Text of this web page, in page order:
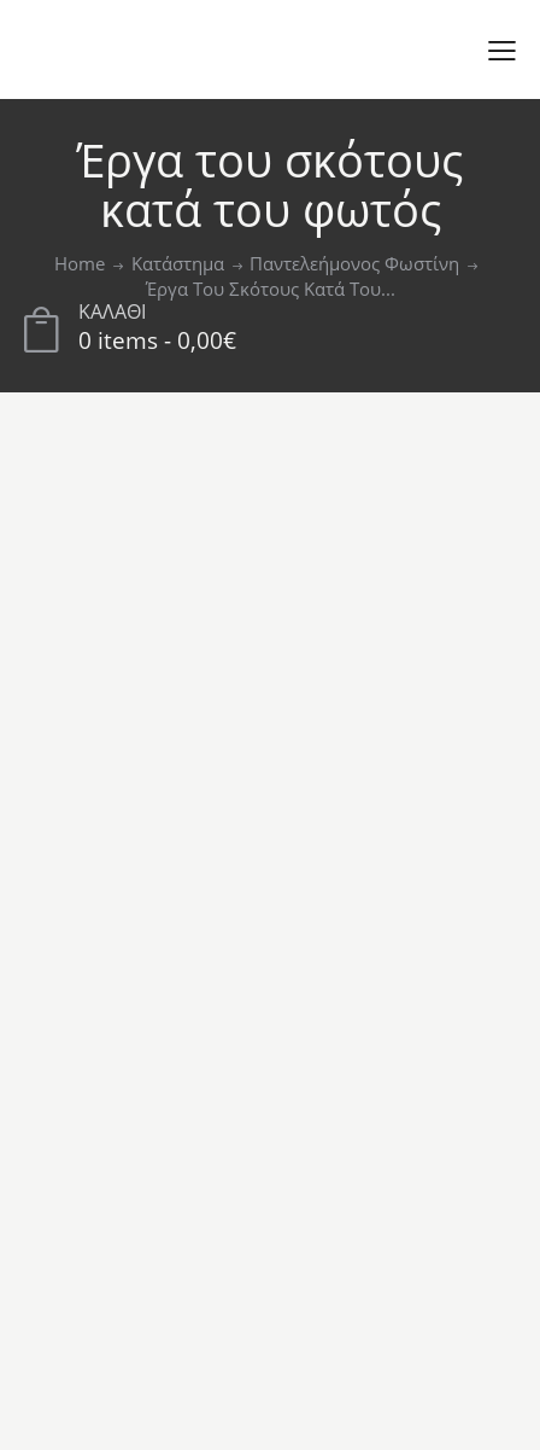
Έργα του σκότους
κατά του φωτός
Home Κατάστημα
Παντελεήμονος Φωστίνη
Έργα Του Σκότους Κατά Του...
ΚΑΛΑΘΙ
0 items- 0,00€